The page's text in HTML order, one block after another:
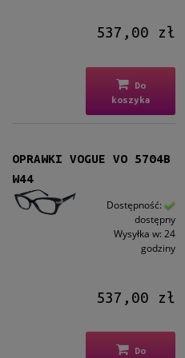
537,00 zł
Do
koszyka
OPRAWKI VOGUE VO 5704B
W44
Dostępność:
dostępny
Wysyłka w: 24
godziny
537,00 zł
Do